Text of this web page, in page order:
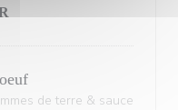
de terre & sauce